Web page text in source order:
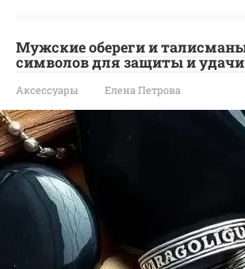
Мужские обереги и
символов для защиты и удачи
Аксессуары Елена Петрова